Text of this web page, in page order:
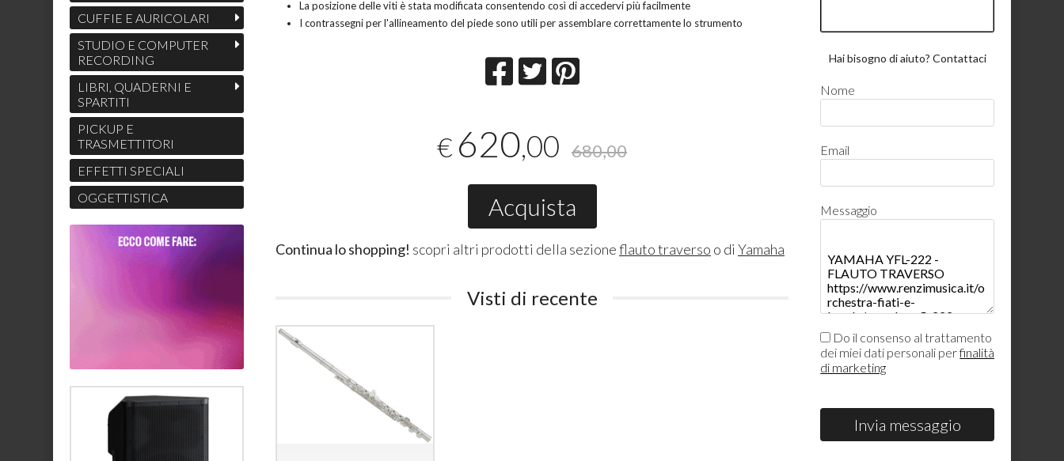
La posizione delle viti è stata modificata consentendo così di accedervi più facilmente
I contrassegni per l'allineamento del piede sono utili per assemblare correttamente lo strumento
€ 620,00 680,00
Acquista
Continua lo shopping! scopri altri prodotti della sezioneflauto traverso o di Yamaha
Visti di recente
CUFFIE E AURICOLARI
STUDIO E COMPUTER
RECORDING
LIBRI, QUADERNI E
SPARTITI
PICKUP E
TRASMETTITORI
EFFETTI SPECIALI
OGGETTISTICA
Hai bisogno di aiuto? Contattaci
Nome
Email
Messaggio
Do il consenso al trattamento
dei miei dati personali perfinalità
di marketing
Invia messaggio